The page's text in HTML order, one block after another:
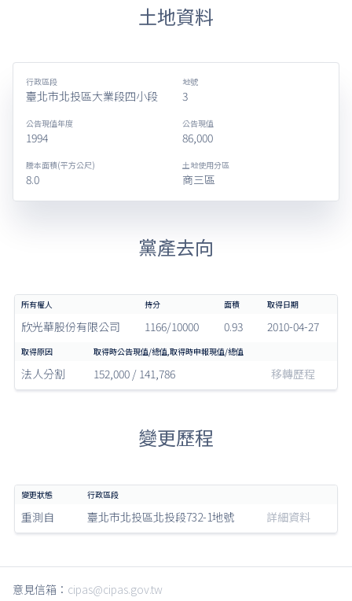
土地資料
行政區段
臺北市北投區大業段四小段
地號
3
公告現值年度
1994
公告現值
86,000
謄本面積(平方公尺)
8.0
土地使用分區
商三區
黨產去向
欣光華股份有限公司 1166/10000 0.93 2010-04-27
法人分割 152,000 / 141,786 移轉歷程
變更歷程
重測自 臺北市北投區北投段732-1地號 詳細資料
意見信箱： cipas@cipas.gov.tw